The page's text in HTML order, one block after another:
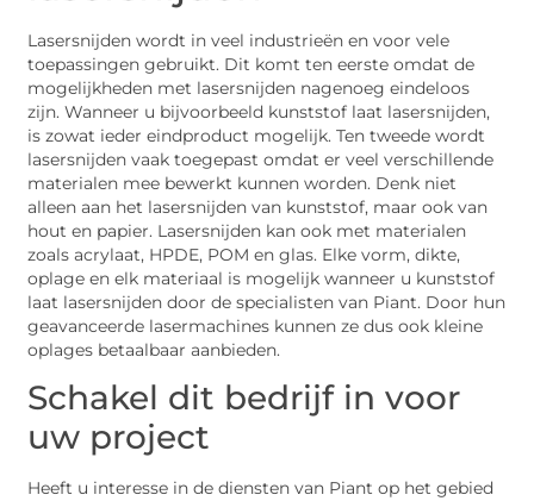
Lasersnijden wordt in veel industrieën en voor vele
toepassingen gebruikt. Dit komt ten eerste omdat de
mogelijkheden met lasersnijden nagenoeg eindeloos
zijn. Wanneer u bijvoorbeeld kunststof laat lasersnijden,
is zowat ieder eindproduct mogelijk. Ten tweede wordt
lasersnijden vaak toegepast omdat er veel verschillende
materialen mee bewerkt kunnen worden. Denk niet
alleen aan het lasersnijden van kunststof, maar ook van
hout en papier. Lasersnijden kan ook met materialen
zoals acrylaat, HPDE, POM en glas. Elke vorm, dikte,
oplage en elk materiaal is mogelijk wanneer u kunststof
laat lasersnijden door de specialisten van Piant. Door hun
geavanceerde lasermachines kunnen ze dus ook kleine
oplages betaalbaar aanbieden.
Schakel dit bedrijf in voor
uw project
Heeft u interesse in de diensten van Piant op het gebied